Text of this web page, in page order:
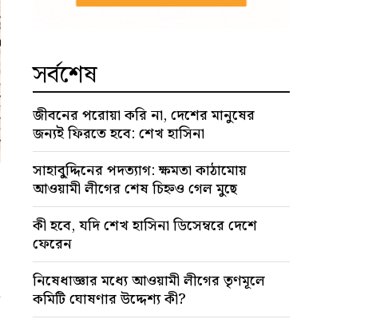
সর্বশেষ
জীবনের পরোয়া করি না, দেশের মানুষের
জন্যই ফিরতে হবে: শেখ হাসিনা
সাহাবু্দ্দিনের পদত্যাগ: ক্ষমতা কাঠামোয়
আওয়ামী লীগের শেষ চিহ্নও গেল মুছে
কী হবে, যদি শেখ হাসিনা ডিসেম্বরে দেশে
ফেরেন
নিষেধাজ্ঞার মধ্যে আওয়ামী লীগের তৃণমূলে
কমিটি ঘোষণার উদ্দেশ্য কী?